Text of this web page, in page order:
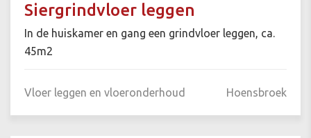
Siergrindvloer leggen
In de huiskamer en gang een grindvloer leggen, ca.
45m2
Vloer leggen en vloeronderhoud Hoensbroek